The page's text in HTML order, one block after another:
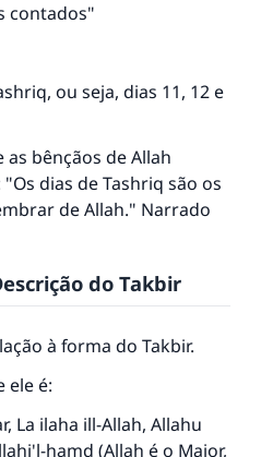
contados"
ou seja, dias 11, 12 e
as bênçãos de Allah
dias de Tashriq são os
de Allah." Narrado
do Takbir
à forma do Takbir.
ele é:
La ilaha ill-Allah, Allahu
hamd (Allah é o Maior,
salvou um